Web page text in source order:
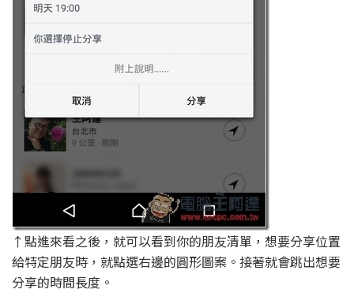
↑點進來看之後，就可以看到你的朋友清單，想要分享位置
給特定朋友時，就點選右邊的圓形圖案。接著就會跳出想要
分享的時間長度。